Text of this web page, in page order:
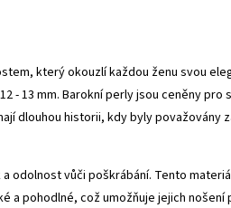
který okouzlí každou ženu svou
- 13 mm. Barokní perly jsou ceněny pro
dlouhou historii, kdy byly považovány
odolnost vůči poškrábání. Tento
a pohodlné, což umožňuje jejich